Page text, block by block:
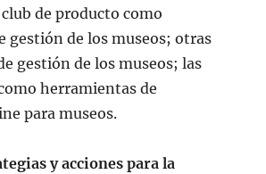
de producto como
gestión de los museos; otras
gestión de los museos; las
herramientas de
para museos.
y acciones para la